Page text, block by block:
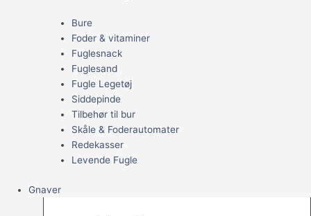
Bure
Foder & vitaminer
Fuglesnack
Fuglesand
Fugle Legetøj
Siddepinde
Tilbehør til bur
Skåle & Foderautomater
Redekasser
Levende Fugle
Gnaver